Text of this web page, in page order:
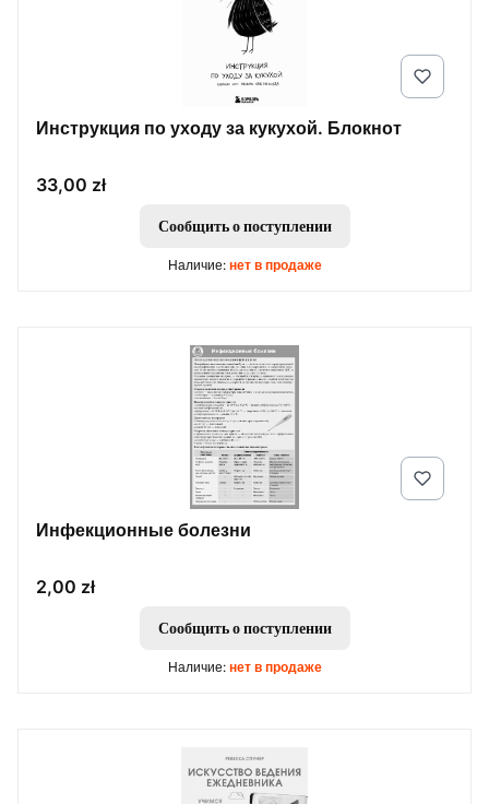
Инструкция по уходу за кукухой. Блокнот
Цена
33,00 zł
Сообщить о поступлении
Наличие: нет в продаже
Инфекционные болезни
Цена
2,00 zł
Сообщить о поступлении
Наличие: нет в продаже